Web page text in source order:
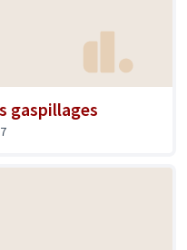
gaspillages
7